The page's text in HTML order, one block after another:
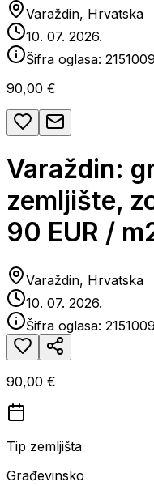
Varaždin, Hrvatska
10. 07. 2026.
Šifra oglasa:
90,00 €
Varaždin:
zemljište,
90 EUR /
Varaždin, Hrvatska
10. 07. 2026.
Šifra oglasa:
90,00 €
Tip zemljišta
Građevinsko